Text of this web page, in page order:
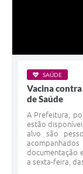
SAÚDE
Vacina
de Saúde
A Prefeitura,
estão
alvo são
documentação
a sexta-feira, das